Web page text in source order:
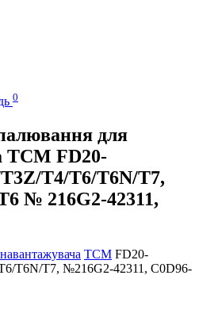
0
для
TCM FD20-
T4/T6/T6N/T7,
№ 216G2-42311,
навантажувача TCM FD20-
T6N/T7, №216G2-42311, C0D96-